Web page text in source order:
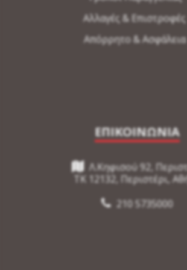
Αλλαγές & Επιστροφές
Απόρρητο & Ασφάλεια
ΕΠΙΚΟΙΝΩΝΙΑ
Λ.Κηφισού 92,
TK 12132, Περιστέρι,
210 5735000